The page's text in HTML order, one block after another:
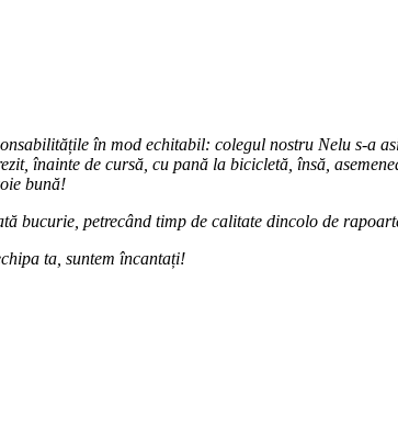
în mod echitabil: colegul nostru Nelu s-a
înainte de cursă, cu pană la bicicletă, însă,
bună!
bucurie, petrecând timp de calitate dincolo de
ta, suntem încantați!